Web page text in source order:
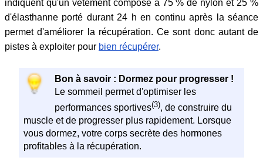
indiquent qu'un vêtement composé à 75 % de nylon et 25 %
d'élasthanne porté durant 24 h en continu après la séance
permet d'améliorer la récupération. Ce sont donc autant de
pistes à exploiter pour bien récupérer.
Bon à savoir : Dormez pour progresser !
Le sommeil permet d'optimiser les
performances sportives(3), de construire du
muscle et de progresser plus rapidement. Lorsque
vous dormez, votre corps secrète des hormones
profitables à la récupération.